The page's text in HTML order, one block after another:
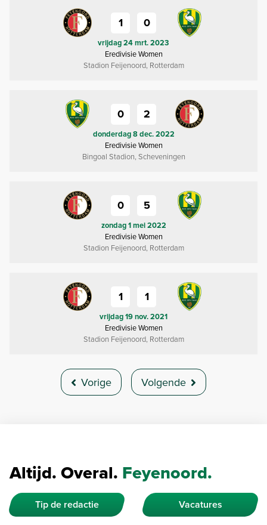
1 0
vrijdag 24 mrt. 2023
Eredivisie Women
Stadion Feijenoord, Rotterdam
0 2
donderdag 8 dec. 2022
Eredivisie Women
Bingoal Stadion, Scheveningen
0 5
zondag 1 mei 2022
Eredivisie Women
Stadion Feijenoord, Rotterdam
1 1
vrijdag 19 nov. 2021
Eredivisie Women
Stadion Feijenoord, Rotterdam
Vorige Volgende
Altijd. Overal. Feyenoord.
Tip de redactie Vacatures